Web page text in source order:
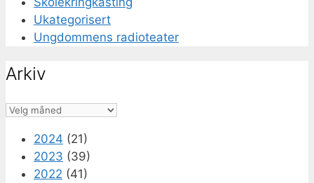
Ukategorisert
Ungdommens radioteater
Arkiv
Arkiv
2024 (21)
2023 (39)
2022 (41)